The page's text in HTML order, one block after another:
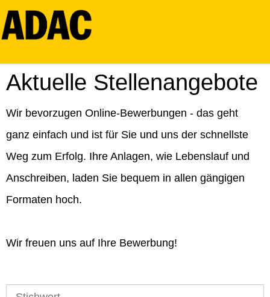
Aktuelle Stellenangebote
Wir bevorzugen Online-Bewerbungen - das geht
ganz einfach und ist für Sie und uns der schnellste
Weg zum Erfolg. Ihre Anlagen, wie Lebenslauf und
Anschreiben, laden Sie bequem in allen gängigen
Formaten hoch.
Wir freuen uns auf Ihre Bewerbung!